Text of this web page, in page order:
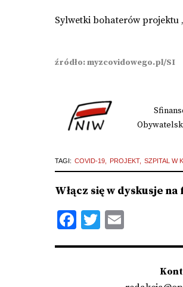
Sylwetki bohaterów projektu
źródło: myzcovidowego.pl/SI
TAGI: COVID-19 PROJEKT SZPITAL W
Włącz się w dyskusje
Facebook
Twitter